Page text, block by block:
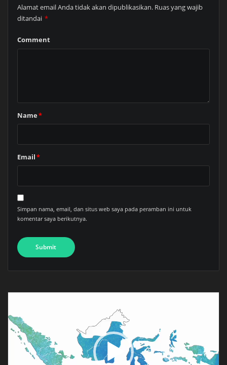
Alamat email Anda tidak akan dipublikasikan. Ruas yang wajib
ditandai *
Comment
Name*
Email*
Simpan nama, email, dan situs web saya pada peramban ini untuk
komentar saya berikutnya.